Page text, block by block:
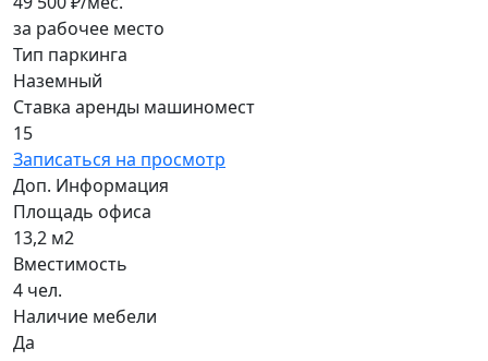
за рабочее место
Тип паркинга
Наземный
Ставка аренды машиномест
15
Записаться на просмотр
Доп. Информация
Площадь офиса
13,2 м2
Вместимость
4 чел.
Наличие мебели
Да